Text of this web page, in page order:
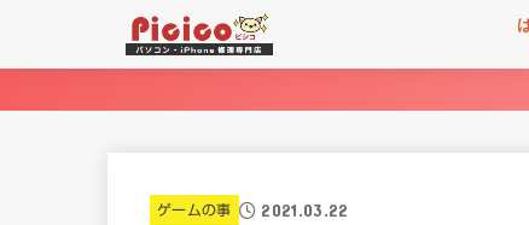
ゲームの事 2021.03.22